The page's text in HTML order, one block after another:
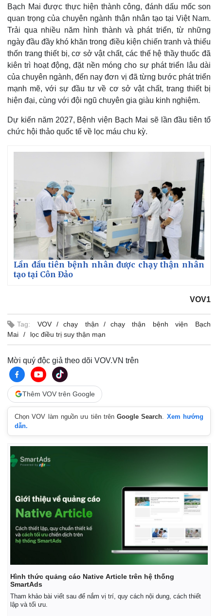
Khởi nghiệp
Tiêu dùng
Bạch Mai được thực hiện thành công, đánh dấu mốc son
quan trọng của chuyên ngành thận nhân tạo tại Việt Nam.
Trải qua nhiều năm hình thành và phát triển, từ những
ngày đầu đầy khó khăn trong điều kiện chiến tranh và thiếu
thốn trang thiết bị, cơ sở vật chất, các thế hệ thầy thuốc đã
kiên trì hoạt động, đặt nền móng cho sự phát triển lâu dài
của chuyên ngành, đến nay đơn vị đã từng bước phát triển
mạnh mẽ, với sự đầu tư về cơ sở vật chất, trang thiết bị
hiện đại, cùng với đội ngũ chuyên gia giàu kinh nghiệm.
Dự kiến năm 2027, Bệnh viện Bạch Mai sẽ lần đầu tiên tổ
chức hội thảo quốc tế về lọc máu chu kỳ.
Lần đầu tiên bệnh nhân được chạy thận nhân
tạo tại Côn Đảo
VOV1
Tag: VOV chạy thận
chạy thận bệnh viện Bạch
Mai
lọc điều trị suy thận mạn
Mời quý độc giả theo dõi VOV.VN trên
Thêm VOV trên Google
Chọn VOV làm nguồn ưu tiên trênGoogle Search
Xem hướng
dẫn.
Hình thức quảng cáo Native Article trên hệ thống
SmartAds
Tham khảo bài viết sau để nắm vị trí, quy cách nội dung, cách thiết
lập và tối ưu.